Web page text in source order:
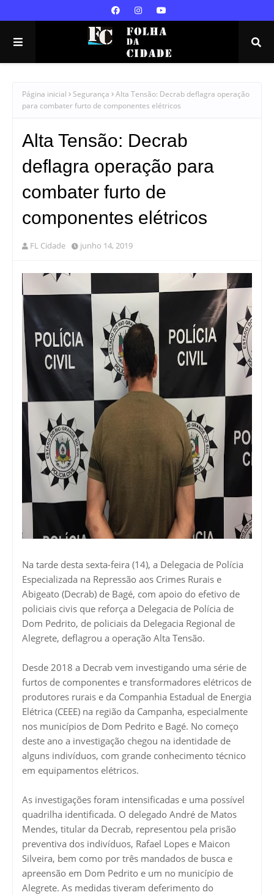
Página inicial Segurança
Alta Tensão: Decrab deflagra operação
para combater furto de componentes elétricos
Alta Tensão: Decrab
deflagra operação para
combater furto de
componentes elétricos
FL Cidade junho 14, 2019
Na tarde desta sexta-feira (14), a Delegacia de Polícia
Especializada na Repressão aos Crimes Rurais e
Abigeato (Decrab) de Bagé, com apoio do efetivo de
policiais civis que reforça a Delegacia de Polícia de
Dom Pedrito, de policiais da Delegacia Regional de
Alegrete, deflagrou a operação Alta Tensão.
Desde 2018 a Decrab vem investigando uma série de
furtos de componentes e transformadores elétricos de
produtores rurais e da Companhia Estadual de Energia
Elétrica (CEEE) na região da Campanha, especialmente
nos municípios de Dom Pedrito e Bagé. No começo
deste ano a investigação chegou na identidade de
alguns indivíduos, com grande conhecimento técnico
em equipamentos elétricos.
As investigações foram intensificadas e uma possível
quadrilha identificada. O delegado André de Matos
Mendes, titular da Decrab, representou pela prisão
preventiva dos indivíduos, Rafael Lopes e Maicon
Silveira, bem como por três mandados de busca e
apreensão em Dom Pedrito e um no município de
Alegrete. As medidas tiveram deferimento do